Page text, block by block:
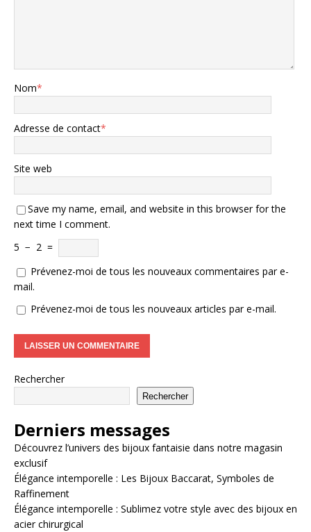
Nom*
Adresse de contact*
Site web
Save my name, email, and website in this browser for the
next time I comment.
5 − 2 =
Prévenez-moi de tous les nouveaux commentaires par e-
mail.
Prévenez-moi de tous les nouveaux articles par e-mail.
Rechercher
Rechercher
Derniers messages
Découvrez l’univers des bijoux fantaisie dans notre magasin
exclusif
Élégance intemporelle : Les Bijoux Baccarat, Symboles de
Raffinement
Élégance intemporelle : Sublimez votre style avec des bijoux en
acier chirurgical